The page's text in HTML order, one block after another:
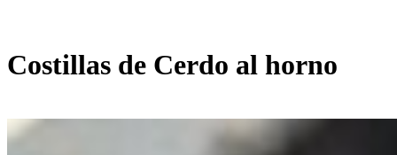
Costillas de Cerdo al horno